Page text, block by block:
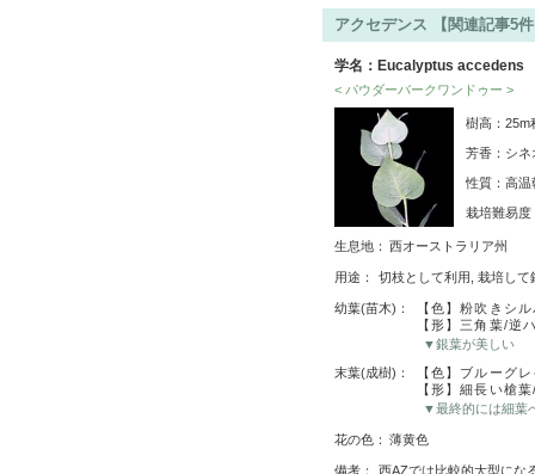
アクセデンス 【関連記事5
学名：Eucalyptus accedens
< パウダーバークワンドゥー >
樹高：
芳香：シ
性質：高
栽培難
生息地： 西オーストラリア州
用途： 切枝として利用, 栽培して
幼葉(苗木)：
【色】粉吹きシ
【形】三角葉/逆
▼銀葉が美しい
末葉(成樹)：
【色】ブルーグ
【形】細長い槍
▼最終的には細葉
花の色： 薄黄色
備考： 西AZでは比較的大型にな